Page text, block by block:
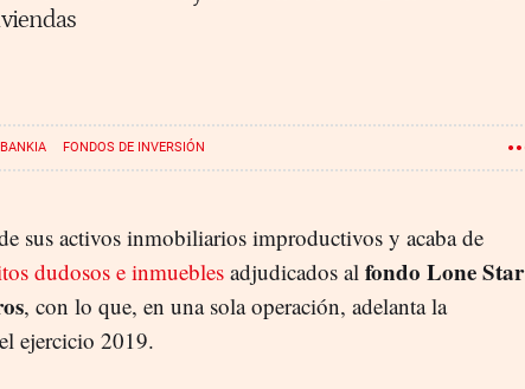
BANKIA FONDOS DE INVERSIÓN
sus activos inmobiliarios improductivos y acaba de
dudosos e inmueblesadjudicados al fondo Lone Star
, con lo que, en una sola operación, adelanta la
ejercicio 2019.